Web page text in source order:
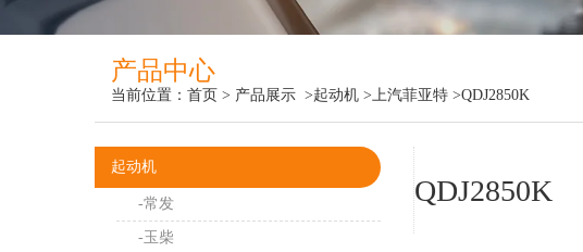
产品中心
当前位置： 首页 > 产品展示 >起动机 >上汽菲亚特 >QDJ2850K
起动机
-常发
-玉柴
QDJ2850K